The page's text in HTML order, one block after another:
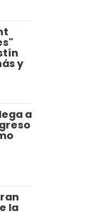
y
a
la